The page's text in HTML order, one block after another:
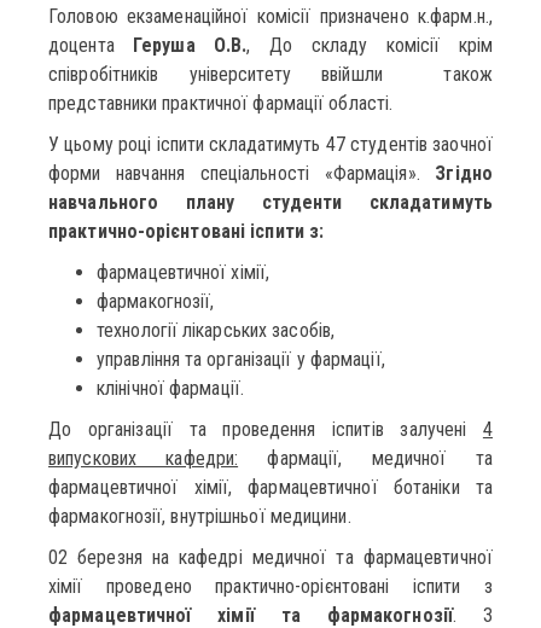
Головою екзаменаційної комісії призначено к.фарм.н.,
доцента Геруша О.В., До складу комісії крім
співробітників університету ввійшли також
представники практичної фармації області.
У цьому році іспити складатимуть 47 студентів заочної
форми навчання спеціальності «Фармація». Згідно
навчального плану студенти складатимуть
практично-орієнтовані іспити з:
фармацевтичної хімії,
фармакогнозії,
технології лікарських засобів,
управління та організації у фармації,
клінічної фармації.
До організації та проведення іспитів залучені 4
випускових кафедри: фармації, медичної та
фармацевтичної хімії, фармацевтичної ботаніки та
фармакогнозії, внутрішньої медицини.
02 березня на кафедрі медичної та фармацевтичної
хімії проведено практично-орієнтовані іспити з
фармацевтичної хімії та фармакогнозії. З